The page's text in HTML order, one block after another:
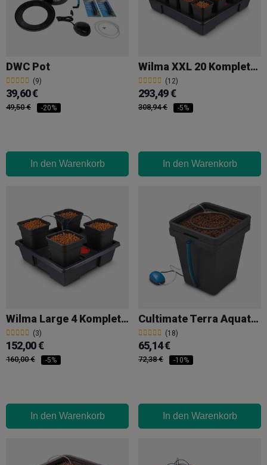
DWC Pot
(9)
39,60 €
49,50 € -20%
In den Warenkorb
Wilma XXL 20 Komplett 6L
(12)
293,49 €
308,94 € -5%
In den Warenkorb
Wilma Large 4 Komplett 11L
(3)
152,00 €
160,00 € -5%
In den Warenkorb
Cultimate Terra Aquatica S (GHE)
(18)
65,14 €
72,38 € -10%
In den Warenkorb